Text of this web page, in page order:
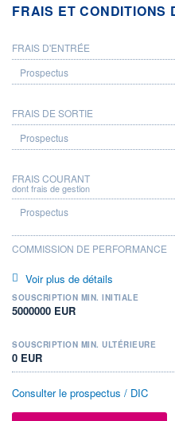
FRAIS ET CONDITIONS
PROSPECTUS
FRAIS D'ENTRÉE
FRAIS DE SORTIE
FRAIS COURANT
dont frais de gestion
COMMISSION DE PERFORMANCE
Voir plus de détails
SOUSCRIPTION MIN. INITIALE
5000000 EUR
SOUSCRIPTION MIN. ULTÉRIEURE
0 EUR
Consulter le prospectus / DIC